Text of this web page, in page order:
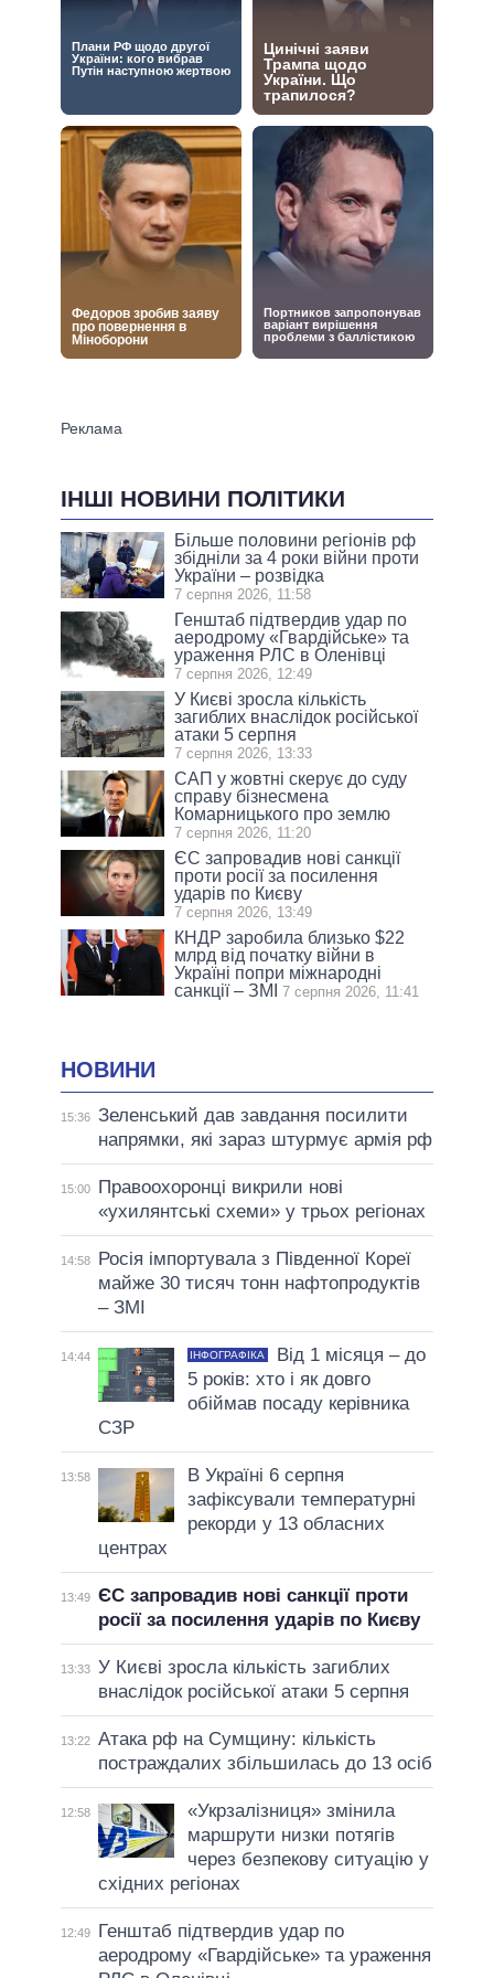
ІНШІ НОВИНИ ПОЛІТИКИ
Більше половини регіонів рф
збідніли за 4 роки війни проти
України – розвідка
7 серпня 2026, 11:58
Генштаб підтвердив удар по
аеродрому «Гвардійське» та
ураження РЛС в Оленівці
7 серпня 2026, 12:49
У Києві зросла кількість
загиблих внаслідок російської
атаки 5 серпня
7 серпня 2026, 13:33
САП у жовтні скерує до суду
справу бізнесмена
Комарницького про землю
7 серпня 2026, 11:20
ЄС запровадив нові санкції
проти росії за посилення
ударів по Києву
7 серпня 2026, 13:49
КНДР заробила близько $22
млрд від початку війни в
Україні попри міжнародні
санкції – ЗМІ
7 серпня 2026, 11:41
НОВИНИ
15:36 Зеленський дав завдання посилити
напрямки, які зараз штурмує армія рф
15:00
Правоохоронці викрили нові
«ухилянтські схеми» у трьох регіонах
14:58
Росія імпортувала з Південної Кореї
майже 30 тисяч тонн нафтопродуктів
– ЗМІ
14:44 ІНФОГРАФІКА
Від 1 місяця – до
5 років: хто і як довго
обіймав посаду керівника
СЗР
13:58
В Україні 6 серпня
зафіксували температурні
рекорди у 13 обласних
центрах
13:49 ЄС запровадив нові санкції проти
росії за посилення ударів по Києву
13:33 У Києві зросла кількість загиблих
внаслідок російської атаки 5 серпня
13:22 Атака рф на Сумщину: кількість
постраждалих збільшилась до 13 осіб
12:58
«Укрзалізниця» змінила
маршрути низки потягів
через безпекову ситуацію у
східних регіонах
12:49
Генштаб підтвердив удар по
аеродрому «Гвардійське» та ураження